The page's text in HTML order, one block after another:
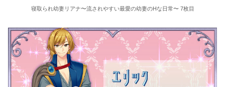
寝取られ幼妻リアナ〜流されやすい最愛の幼妻のHな日常〜 7枚目